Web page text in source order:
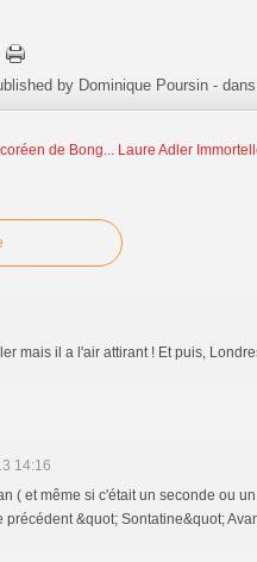
by Dominique Poursin -
de Bong... Laure Adler
mais il a l'air attirant ! Et puis,
14:16
( et même si c'était un seconde ou
&quot; Sontatine&quot;